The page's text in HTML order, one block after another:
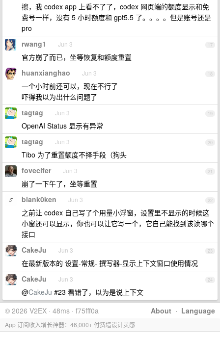
擦，我 codex app 上看不了了，codex 网页端的额度显示和免
费号一样，没有 5 小时额度和 gpt5.5 了。。。。但是账号还是
pro
17
rwang1 Jun 3
官方崩了而已，坐等恢复和额度重置
18
huanxianghao Jun 3
一个小时前还可以，现在不行了
吓得我以为出什么问题了
19
tagtag Jun 3
OpenAI Status 显示有异常
20
tagtag Jun 3
Tibo 为了重置额度不择手段（狗头
21
fovecifer Jun 3
崩了一下午了，坐等重置
22
blank0ken Jun 3
之前让 codex 自己写了个用量小浮窗，设置里不显示的时候这
小窗还可以显示，你也可以让它写一个，它自己能找到该读哪个
接口
23
CakeJu Jun 3
在最新版本的 设置-常规- 撰写器-显示上下文窗口使用情况
24
CakeJu Jun 3
@CakeJu #23 看错了，以为是说上下文
About · Language
© 2026 V2EX · 48ms · f75fff0a
App 订阅收入增长神器：46,000+ 付费墙设计灵感